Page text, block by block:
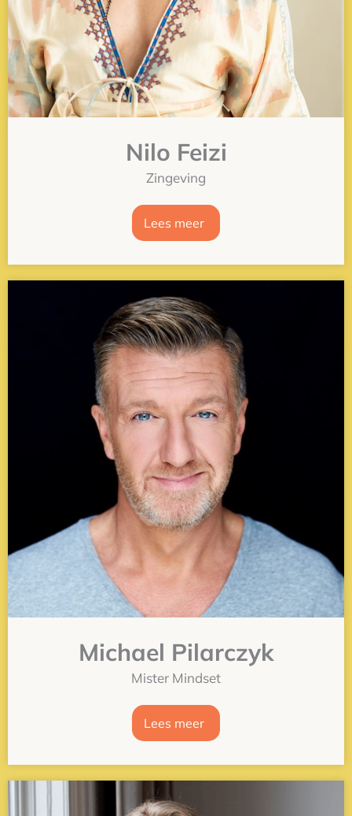
Nilo Feizi
Zingeving
Lees meer
Michael Pilarczyk
Mister Mindset
Lees meer